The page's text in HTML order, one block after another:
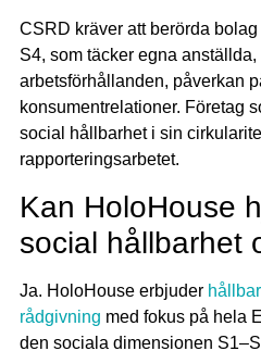
CSRD kräver att berörda
S4, som täcker egna
arbetsförhållanden, påverkan
konsumentrelationer. Företag
social hållbarhet i sin
rapporteringsarbetet.
Kan HoloHouse
social hållbarhet
Ja. HoloHouse erbjuder
rådgivning med fokus på hela
den sociala dimensionen